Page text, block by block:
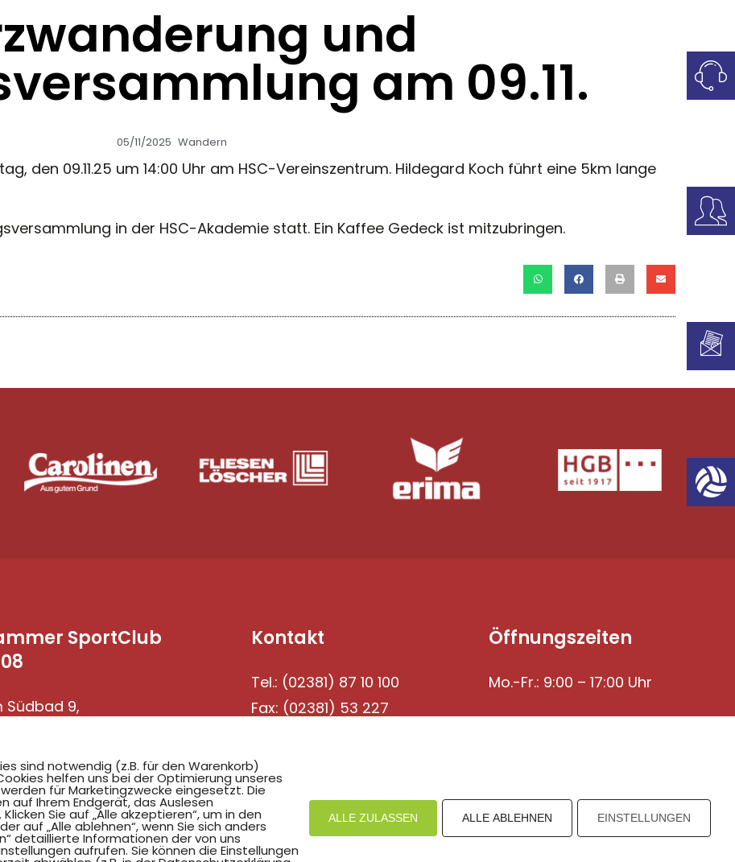
und
am 09.11.
05/11/2025 Wandern
den 09.11.25 um 14:00 Uhr am HSC-Vereinszentrum. Hildegard Koch führt eine 5km lange
in der HSC-Akademie statt. Ein Kaffee Gedeck ist mitzubringen.
SportClub
Südbad 9,
Kontakt
Tel.: (02381) 87 10 100
Fax: (02381) 53 227
Öffnungszeiten
Mo.-Fr.: 9:00 – 17:00 Uhr
sind notwendig (z.B. für den Warenkorb)
helfen uns bei der Optimierung unseres
für Marketingzwecke eingesetzt. Die
auf Ihrem Endgerät, das Auslesen
Sie auf „Alle akzeptieren“, um in den
auf „Alle ablehnen“, wenn Sie sich anders
detaillierte Informationen der von uns
aufrufen. Sie können die Einstellungen
ALLE ZULASSEN ALLE ABLEHNEN EINSTELLUNGEN